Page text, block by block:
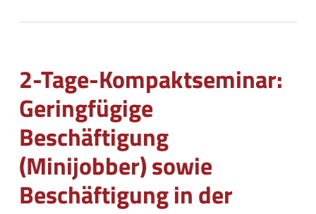
2-Tage-Kompaktseminar:
Geringfügige
Beschäftigung
(Minijobber) sowie
Beschäftigung in der